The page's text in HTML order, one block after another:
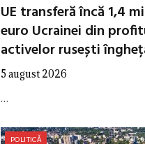
UE transferă încă 1,4
euro Ucrainei din
activelor rusești
5 august 2026
…
POLITICĂ